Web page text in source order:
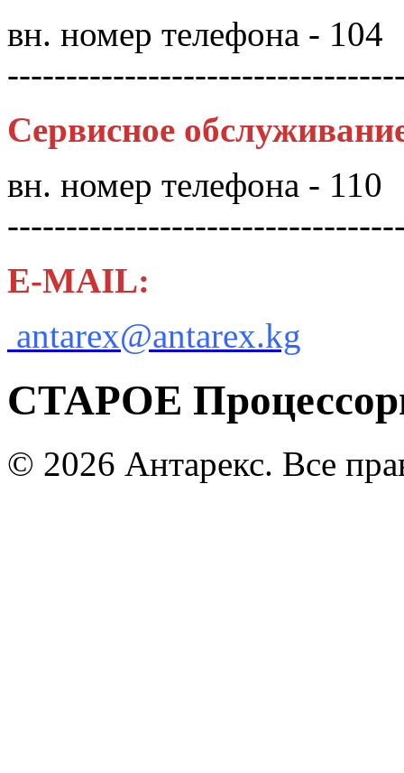
вн. номер телефона - 104
Сервисное
вн. номер телефона - 110
E-MAIL:
antarex@antarex.kg
СТАРОЕ
© 2026 Антарекс. Все